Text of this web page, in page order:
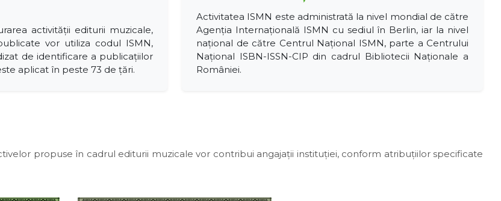
activității editurii muzicale,
vor utiliza codul ISMN,
de identificare a publicațiilor
aplicat în peste 73 de țări.
Activitatea ISMN este administrată la nivel mondial de către
Agenția Internațională ISMN cu sediul în Berlin, iar la nivel
național de către Centrul Național ISMN, parte a Centrului
Național ISBN-ISSN-CIP din cadrul Bibliotecii Naționale a
României.
propuse în cadrul editurii muzicale vor contribui angajații instituției, conform atribuțiilor specificate